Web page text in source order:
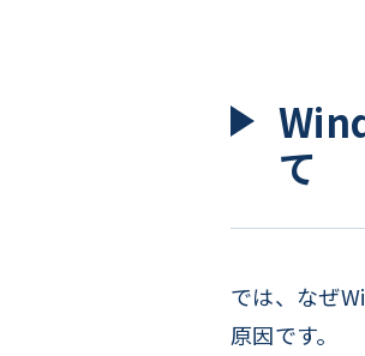
て
では、なぜ
原因です。